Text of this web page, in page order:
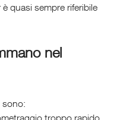
quasi sempre riferibile
nel
sono:
troppo rapido